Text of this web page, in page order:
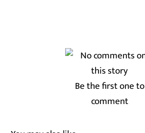
Be the first one to
comment